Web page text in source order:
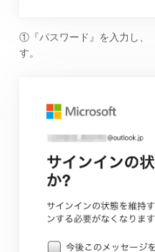
①『パスワード』を入力し、
す。